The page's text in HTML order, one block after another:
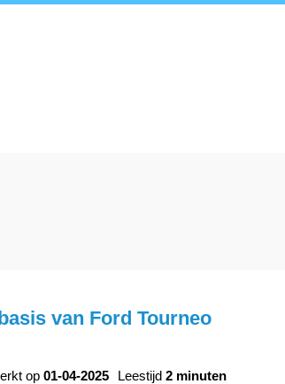
van Ford Tourneo
op 01-04-2025 Leestijd 2 minuten